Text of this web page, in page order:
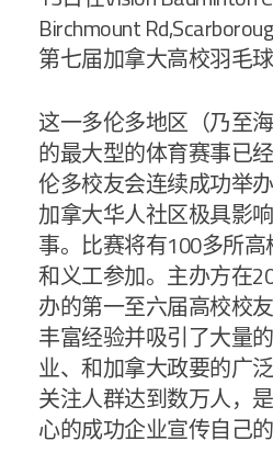
Birchmount
第七届加拿大高校羽毛球
这一多伦多地区（乃至
的最大型的体育赛事已
伦多校友会连续成功举
加拿大华人社区极具影
事。比赛将有100多所
和义工参加。主办方在
办的第一至六届高校校
丰富经验并吸引了大量
业、和加拿大政要的广
关注人群达到数万人，
心的成功企业宣传自己